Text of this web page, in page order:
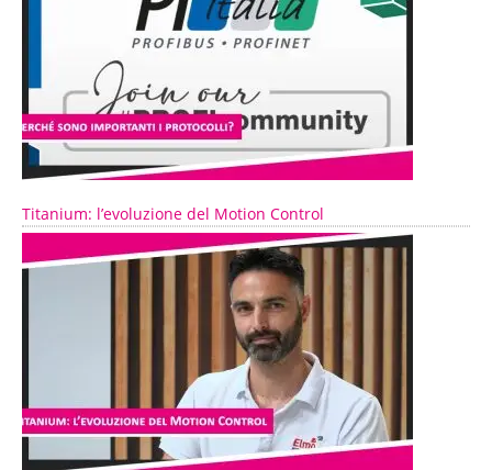
Titanium: l’evoluzione del Motion Control